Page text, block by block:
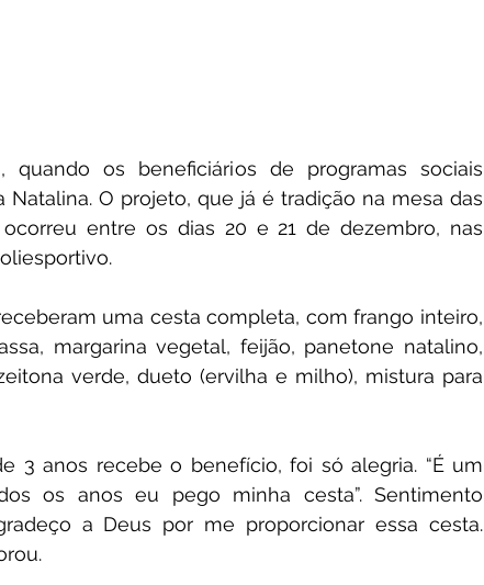
os beneficiários de programas sociais
Natalina. O projeto, que já é tradição na mesa das
entre os dias 20 e 21 de dezembro, nas
uma cesta completa, com frango inteiro,
margarina vegetal, feijão, panetone natalino,
verde, dueto (ervilha e milho), mistura para
3 anos recebe o benefício, foi só alegria. “É um
os anos eu pego minha cesta”. Sentimento
a Deus por me proporcionar essa cesta.